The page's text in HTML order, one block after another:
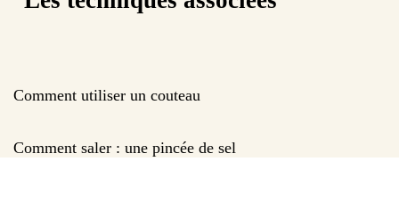
Comment utiliser un couteau
Comment saler : une pincée de sel